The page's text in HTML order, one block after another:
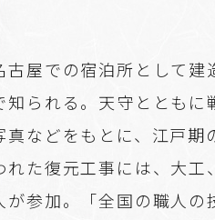
古屋での宿泊所として建
知られる。天守ととも
真などをもとに、江戸
れた復元工事には、大
が参加。「全国の職人